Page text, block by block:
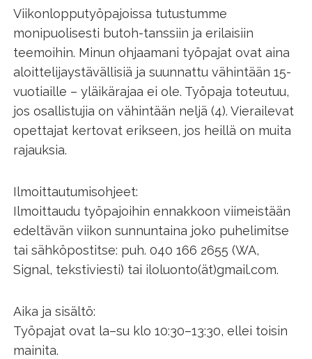
Viikonlopputyöpajoissa tutustumme
monipuolisesti butoh-tanssiin ja erilaisiin
teemoihin. Minun ohjaamani työpajat ovat aina
aloittelijaystävällisiä ja suunnattu vähintään 15-
vuotiaille – yläikärajaa ei ole. Työpaja toteutuu,
jos osallistujia on vähintään neljä (4). Vierailevat
opettajat kertovat erikseen, jos heillä on muita
rajauksia.
Ilmoittautumisohjeet:
Ilmoittaudu työpajoihin ennakkoon viimeistään
edeltävän viikon sunnuntaina joko puhelimitse
tai sähköpostitse: puh. 040 166 2655 (WA,
Signal, tekstiviesti) tai iloluonto(ät)gmail.com.
Aika ja sisältö:
Työpajat ovat la–su klo 10:30–13:30, ellei toisin
mainita.